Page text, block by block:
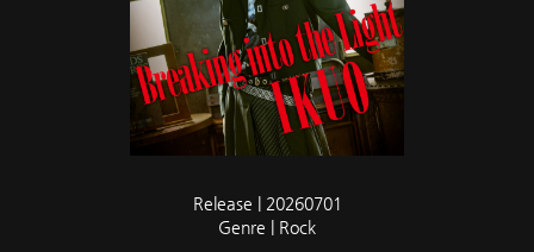
Release | 20260701
Genre | Rock